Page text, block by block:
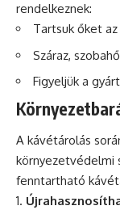
rendelkeznek:
Tartsuk őket
Száraz,
Figyeljük a
A kávétárolás
környezetvédelmi
fenntartható